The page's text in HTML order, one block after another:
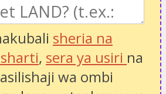
sheria na
, sera ya usiri na
wa ombi